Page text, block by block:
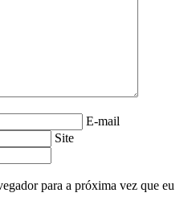
E-mail
Site
para a próxima vez que eu